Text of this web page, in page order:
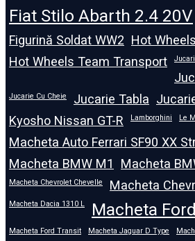
Fiat Stilo Abarth 2.4 20V
Figurină Soldat WW2 Hot
Hot Wheels Team Transport
Jucarie Cu Cheie Jucarie Tabla
Kyosho Nissan GT-R
Lamborghini Le
Macheta Auto Ferrari SF90 XX
Macheta BMW M1
Macheta
Macheta Chevrolet Chevelle Macheta
Macheta Dacia 1310 L Macheta
Macheta Ford Transit Macheta Jaguar D Type